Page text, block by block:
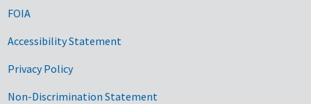
FOIA
Accessibility Statement
Privacy Policy
Non-Discrimination Statement